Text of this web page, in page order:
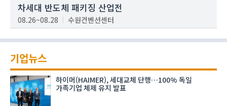
차세대 반도체 패키징 산업전
08.26~08.28 수원컨벤션센터
기업뉴스
하이머(HAIMER), 세대교체 단행…100% 독일
가족기업 체제 유지 발표